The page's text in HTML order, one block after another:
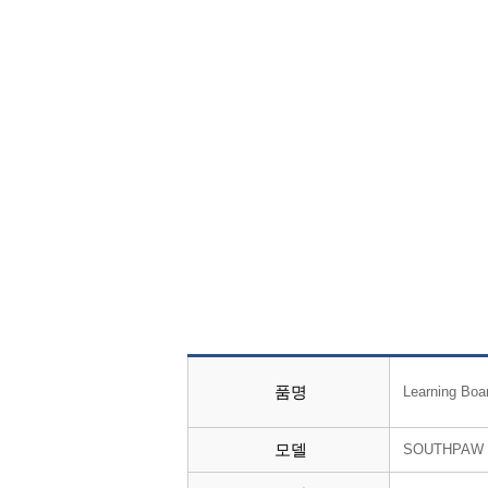
품명 Learning
모델 SOUTHPAW